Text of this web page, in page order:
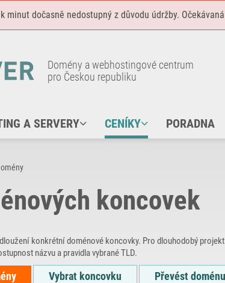
minut dočasně nedostupný z důvodu údržby.
Domény a webhostingové centrum
pro Českou republiku
A SERVERY CENÍKY PORADNA
koncovek
konkrétní doménové koncovky. Pro dlouhodobý
názvu a pravidla vybrané TLD.
Vybrat koncovku Převést doménu